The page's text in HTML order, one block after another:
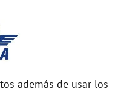
además de usar los